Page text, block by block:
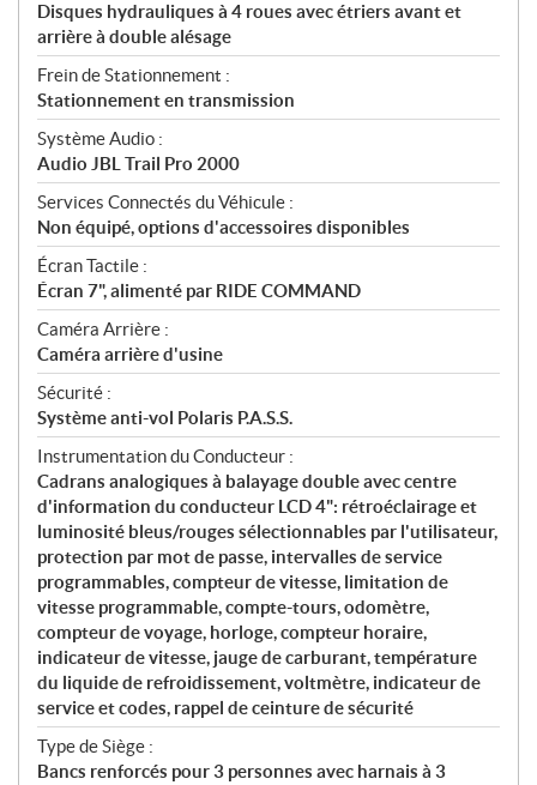
Disques hydrauliques à 4 roues avec étriers avant et
arrière à double alésage
Frein de Stationnement :
Stationnement en transmission
Système Audio :
Audio JBL Trail Pro 2000
Services Connectés du Véhicule :
Non équipé, options d'accessoires disponibles
Écran Tactile :
Écran 7", alimenté par RIDE COMMAND
Caméra Arrière :
Caméra arrière d'usine
Sécurité :
Système anti-vol Polaris P.A.S.S.
Instrumentation du Conducteur :
Cadrans analogiques à balayage double avec centre
d'information du conducteur LCD 4": rétroéclairage et
luminosité bleus/rouges sélectionnables par l'utilisateur,
protection par mot de passe, intervalles de service
programmables, compteur de vitesse, limitation de
vitesse programmable, compte-tours, odomètre,
compteur de voyage, horloge, compteur horaire,
indicateur de vitesse, jauge de carburant, température
du liquide de refroidissement, voltmètre, indicateur de
service et codes, rappel de ceinture de sécurité
Type de Siège :
Bancs renforcés pour 3 personnes avec harnais à 3